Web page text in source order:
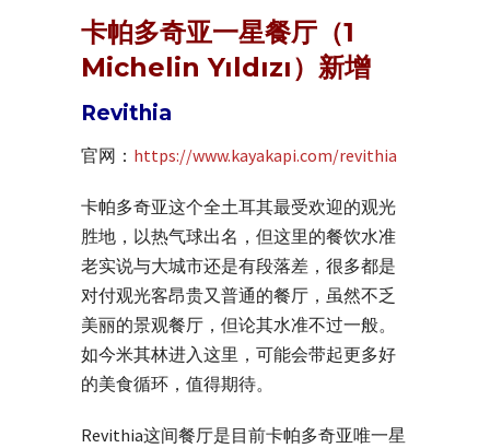
卡帕多奇亚一星餐厅（1
Michelin Yıldızı）新增
Revithia
官网： https://www.kayakapi.com/revithia
卡帕多奇亚这个全土耳其最受欢迎的观光
胜地，以热气球出名，但这里的餐饮水准
老实说与大城市还是有段落差，很多都是
对付观光客昂贵又普通的餐厅，虽然不乏
美丽的景观餐厅，但论其水准不过一般。
如今米其林进入这里，可能会带起更多好
的美食循环，值得期待。
Revithia这间餐厅是目前卡帕多奇亚唯一星